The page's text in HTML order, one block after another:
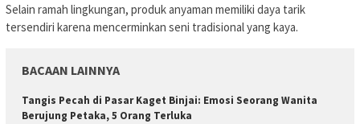
Selain ramah lingkungan, produk anyaman memiliki daya tarik
tersendiri karena mencerminkan seni tradisional yang kaya.
BACAAN LAINNYA
Tangis Pecah di Pasar Kaget Binjai: Emosi Seorang Wanita
Berujung Petaka, 5 Orang Terluka